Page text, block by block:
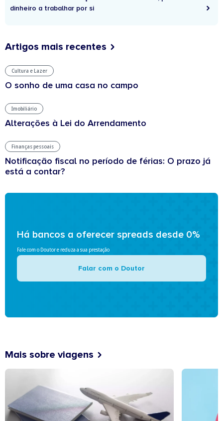
dinheiro a trabalhar por si
Artigos mais recentes
Cultura e Lazer
O sonho de uma casa no campo
Imobiliário
Alterações à Lei do Arrendamento
Finanças pessoais
Notificação fiscal no período de férias: O prazo já
está a contar?
Há bancos a oferecer spreads desde 0%
Fale com o Doutor e reduza a sua prestação
Falar com o Doutor
Mais sobre viagens